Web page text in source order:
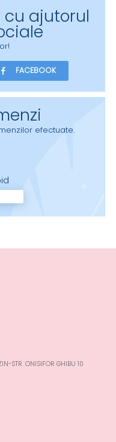
ajutorul
FACEBOOK
efectuate.
STR. ONISIFOR GHIBU 10